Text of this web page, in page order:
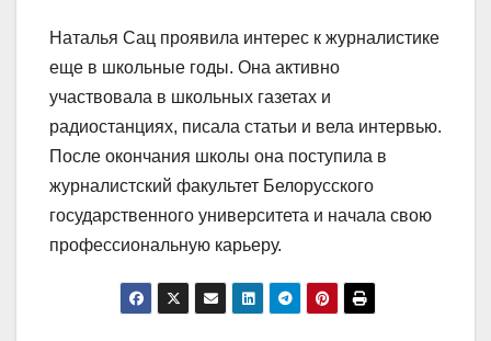
Наталья Сац проявила интерес к журналистике
еще в школьные годы. Она активно
участвовала в школьных газетах и
радиостанциях, писала статьи и вела интервью.
После окончания школы она поступила в
журналистский факультет Белорусского
государственного университета и начала свою
профессиональную карьеру.